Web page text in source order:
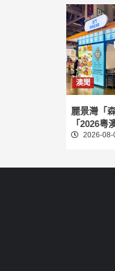
澳聞
麗景灣「
「2026粵
2026-08-